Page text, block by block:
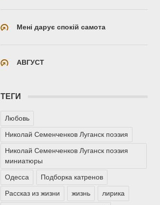
Мені дарує спокій самота
АВГУСТ
ТЕГИ
Любовь
Николай Семенченков Луганск поэзия
Николай Семенченков Луганск поэзия
миниатюры
Одесса Подборка катренов
Рассказ из жизни жизнь лирика